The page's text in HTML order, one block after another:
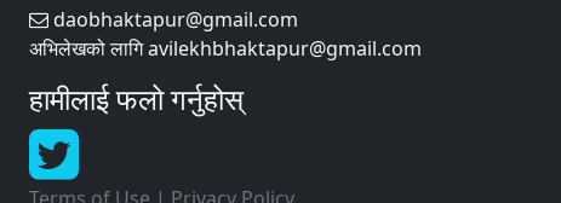
daobhaktapur@gmail.com
अभिलेखको लागि avilekhbhaktapur@gmail.com
हामीलाई फलो गर्नुहोस्